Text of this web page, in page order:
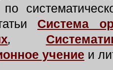
по
Система
,
учение и